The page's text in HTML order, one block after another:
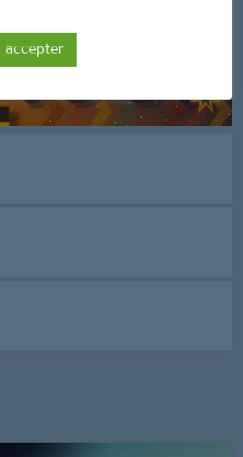
accepter